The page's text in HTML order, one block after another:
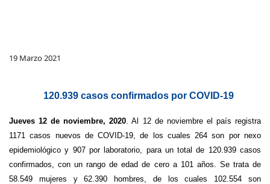
19 Marzo 2021
120.939 casos confirmados por COVID-19
Jueves 12 de noviembre, 2020. Al 12 de noviembre el país registra
1171 casos nuevos de COVID-19, de los cuales 264 son por nexo
epidemiológico y 907 por laboratorio, para un total de 120.939 casos
confirmados, con un rango de edad de cero a 101 años. Se trata de
58.549 mujeres y 62.390 hombres, de los cuales 102.554 son